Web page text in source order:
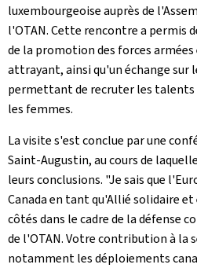
luxembourgeoise auprès de
l'OTAN. Cette rencontre a permis
de la promotion des forces
attrayant, ainsi qu'un échange sur
permettant de recruter les talents
les femmes.
La visite s'est conclue par une
Saint-Augustin, au cours de
leurs conclusions. "Je sais que
Canada en tant qu'Allié solidaire
côtés dans le cadre de la défense
de l'OTAN. Votre contribution à la
notamment les déploiements